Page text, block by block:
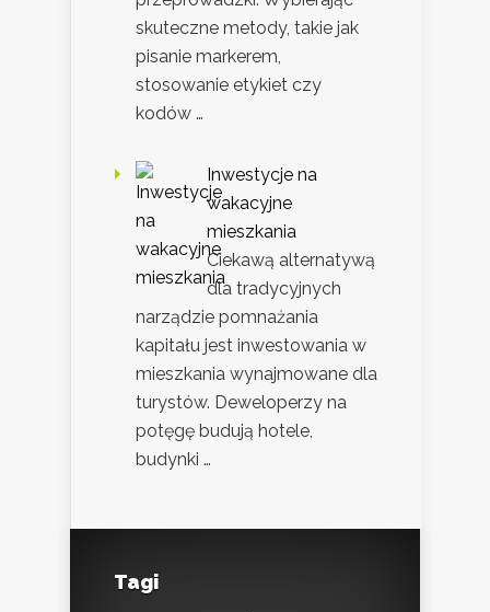
skuteczne metody, takie jak
pisanie markerem,
stosowanie etykiet czy
kodów …
Inwestycje na
wakacyjne
mieszkania
Ciekawą alternatywą
dla tradycyjnych
narządzie pomnażania
kapitału jest inwestowania w
mieszkania wynajmowane dla
turystów. Deweloperzy na
potęgę budują hotele,
budynki …
Tagi